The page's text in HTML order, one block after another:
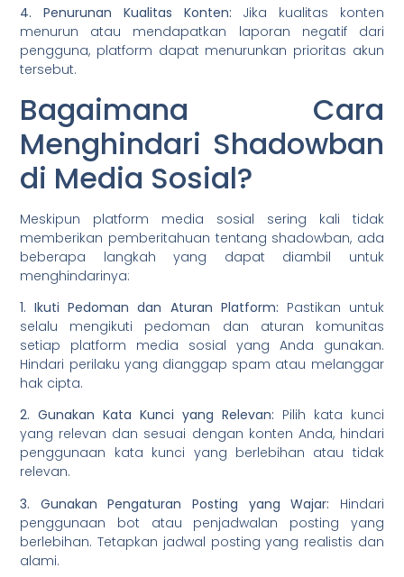
4. Penurunan Kualitas Konten: Jika kualitas konten
menurun atau mendapatkan laporan negatif dari
pengguna, platform dapat menurunkan prioritas akun
tersebut.
Bagaimana Cara
Menghindari Shadowban
di Media Sosial?
Meskipun platform media sosial sering kali tidak
memberikan pemberitahuan tentang shadowban, ada
beberapa langkah yang dapat diambil untuk
menghindarinya:
1. Ikuti Pedoman dan Aturan Platform: Pastikan untuk
selalu mengikuti pedoman dan aturan komunitas
setiap platform media sosial yang Anda gunakan.
Hindari perilaku yang dianggap spam atau melanggar
hak cipta.
2. Gunakan Kata Kunci yang Relevan: Pilih kata kunci
yang relevan dan sesuai dengan konten Anda, hindari
penggunaan kata kunci yang berlebihan atau tidak
relevan.
3. Gunakan Pengaturan Posting yang Wajar: Hindari
penggunaan bot atau penjadwalan posting yang
berlebihan. Tetapkan jadwal posting yang realistis dan
alami.